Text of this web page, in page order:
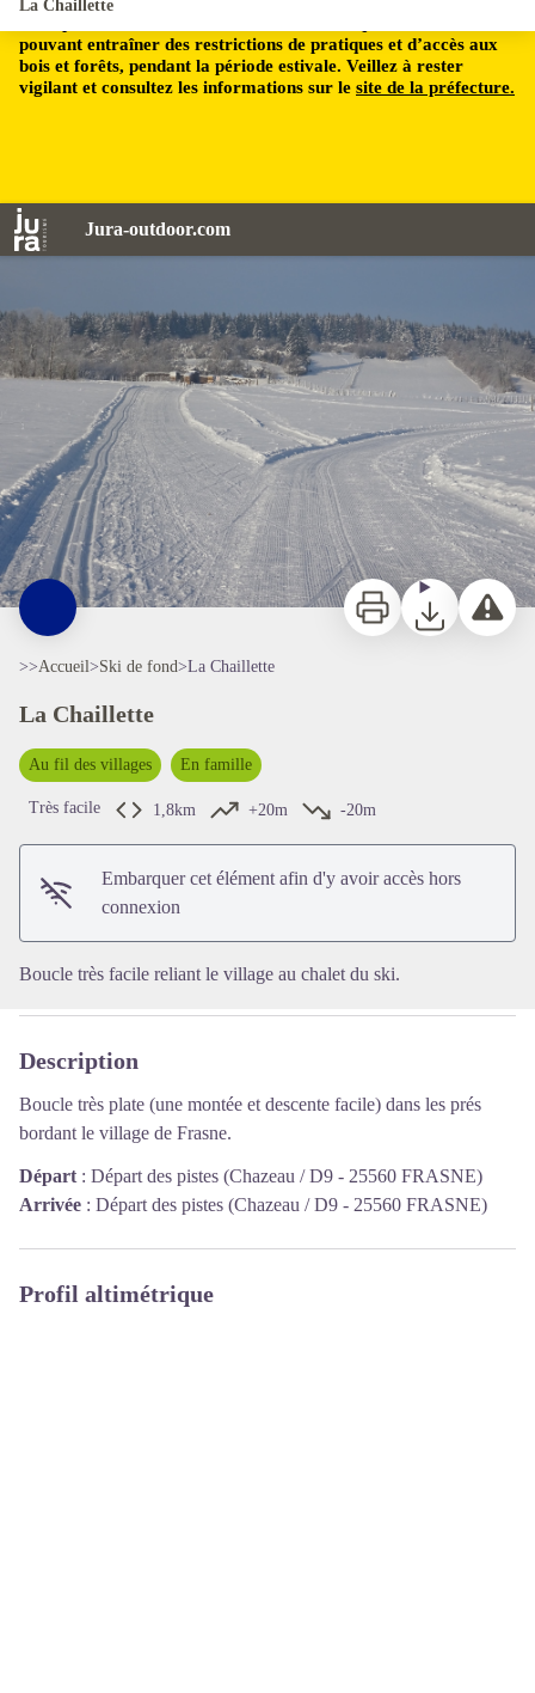
pouvant entraîner des restrictions de pratiques et d’accès aux
bois et forêts, pendant la période estivale. Veillez à rester
vigilant et consultez les informations sur le site de la préfecture.
Jura-outdoor.com
La Chaillette
Jean Luc Girod
Voir l'image en plein écran
ImprimerTéléchargerSignaler
>>Accueil>Ski de fond>La Chaillette
La Chaillette
Au fil des villages En famille
Très facile 1,8km +20m -20m
Embarquer cet élément afin d'y avoir accès hors
connexion
Boucle très facile reliant le village au chalet du ski.
Description
Boucle très plate (une montée et descente facile) dans les prés
bordant le village de Frasne.
Départ : Départ des pistes (Chazeau / D9 - 25560 FRASNE)
Arrivée : Départ des pistes (Chazeau / D9 - 25560 FRASNE)
Profil altimétrique